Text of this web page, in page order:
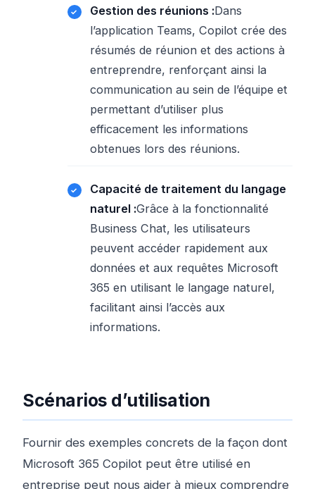
Gestion des réunions :Dans
l’application Teams, Copilot crée des
résumés de réunion et des actions à
entreprendre, renforçant ainsi la
communication au sein de l’équipe et
permettant d’utiliser plus
efficacement les informations
obtenues lors des réunions.
Capacité de traitement du langage
naturel :Grâce à la fonctionnalité
Business Chat, les utilisateurs
peuvent accéder rapidement aux
données et aux requêtes Microsoft
365 en utilisant le langage naturel,
facilitant ainsi l’accès aux
informations.
Scénarios d’utilisation
Fournir des exemples concrets de la façon dont
Microsoft 365 Copilot peut être utilisé en
entreprise peut nous aider à mieux comprendre